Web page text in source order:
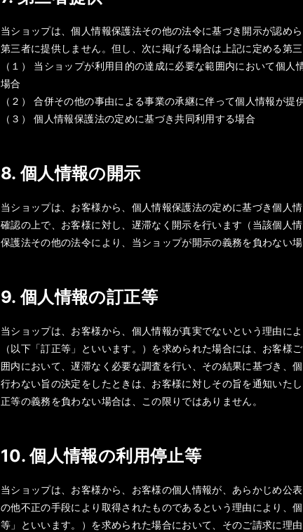
当ショップは、個人情報保護法その他の法令に基づき開示が認め
第三者に提供しません。但し、次に掲げる場合は上記に定める第
（１） 当ショップが利用目的の達成に必要な範囲内において個
場合
（２） 合併その他の事由による事業の承継に伴って個人情報が提
（３） 個人情報保護法の定めに基づき共同利用する場合
8. 個人情報の開示
当ショップは、お客様から、個人情報保護法の定めに基づき個人
確認の上で、お客様に対し、遅滞なく開示を行います（当該個人
保護法その他の法令により、当ショップが開示の義務を負わない
9. 個人情報の訂正等
当ショップは、お客様から、個人情報が真実でないという理由に
（以下「訂正等」といいます。）を求められた場合には、お客
囲内において、遅滞なく必要な調査を行い、その結果に基づき、
行わない旨の決定をしたときは、お客様に対しその旨を通知いた
正等の義務を負わない場合は、この限りではありません。
10. 個人情報の利用停止等
当ショップは、お客様から、お客様の個人情報が、あらかじめ公
の他不正の手段により取得されたものであるという理由により、
等」といいます。）を求められた場合において、そのご請求に理